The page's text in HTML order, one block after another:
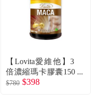
【Lovita愛維他】3
倍濃縮瑪卡膠囊150
0mg(30顆/瓶)
$780 $398